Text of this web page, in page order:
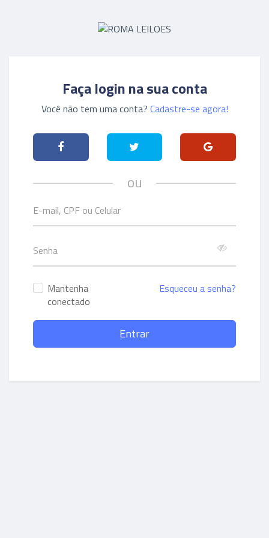
Faça login na sua conta
Você não tem uma conta? Cadastre-se agora!
ou
Mantenha
conectado
Esqueceu a senha?
Entrar